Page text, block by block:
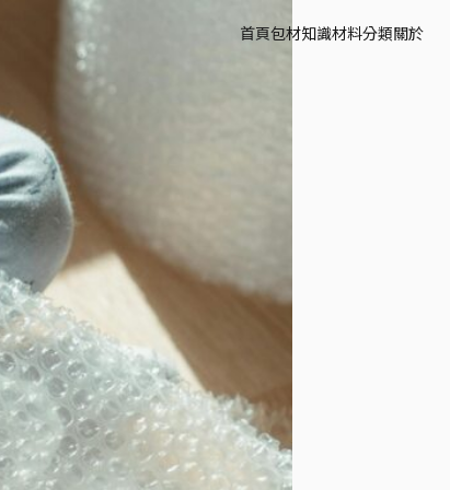
首頁包材知識材料分類關於